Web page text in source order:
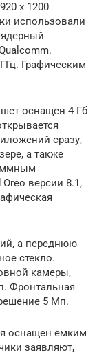
x 1200
использовали
Графическим
оснащен 4 Гб
сразу,
а также
версии 8.1,
а переднюю
стекло.
камеры,
Фронтальная
5 Мп.
оснащен емким
заявляют,